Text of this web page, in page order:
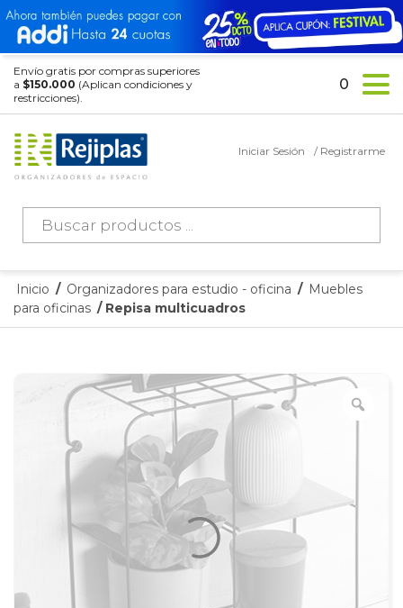
Envío gratis por compras superiores
a $150.000 (Aplican condiciones y
restricciones).
Búsqueda
productos
Iniciar Sesión / Registrarme
0
Inicio / Organizadores para estudio - oficina / Muebles
para oficinas / Repisa multicuadros